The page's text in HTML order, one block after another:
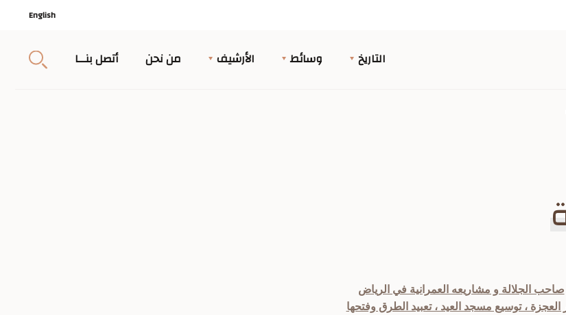
English
التاريخ وسائط الأرشيف من نحن أتصل بنــا
صاحب الجلالة و مشاريعه العمرانية في الرياض
العجزة ، توسيع مسجد العيد ، تعبيد الطرق وفتحها